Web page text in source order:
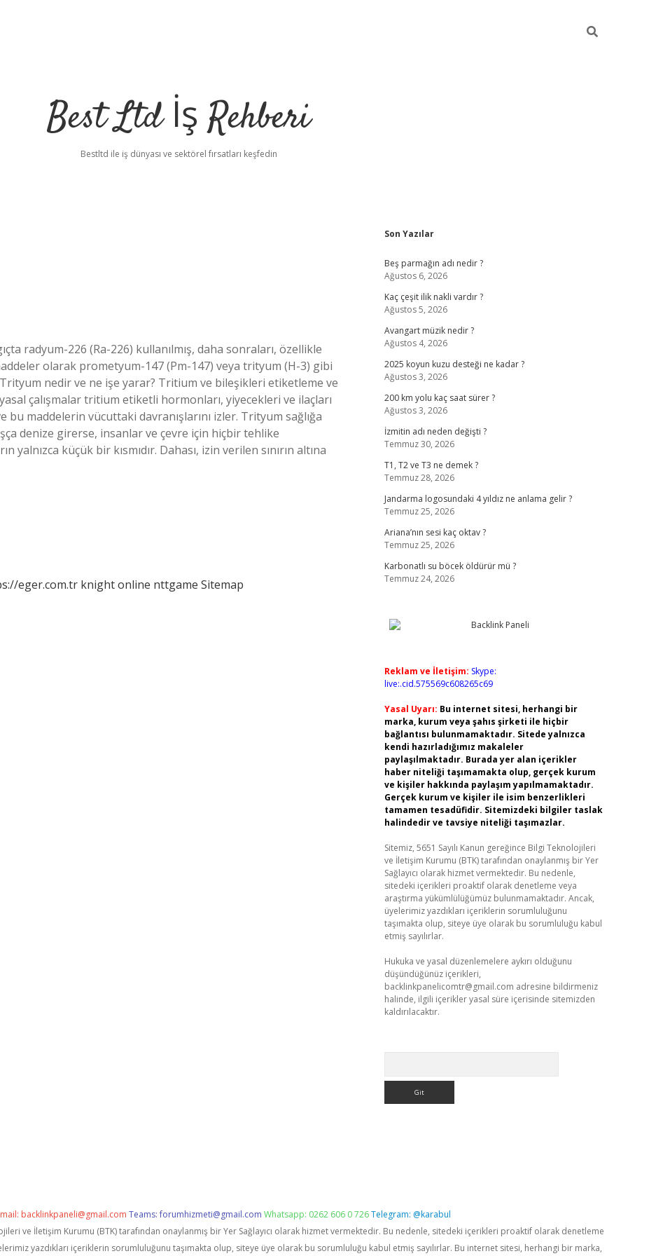
Best Ltd İş Rehberi
Bestltd ile iş dünyası ve sektörel fırsatları keşfedin
radyum-226 (Ra-226) kullanılmış, daha sonraları, özellikle
olarak prometyum-147 (Pm-147) veya trityum (H-3) gibi
nedir ve ne işe yarar? Tritium ve bileşikleri etiketleme ve
çalışmalar tritium etiketli hormonları, yiyecekleri ve ilaçları
maddelerin vücuttaki davranışlarını izler. Trityum sağlığa
denize girerse, insanlar ve çevre için hiçbir tehlike
küçük bir kısmıdır. Dahası, izin verilen sınırın altına
eger.com.tr knight online nttgame Sitemap
Sidebar
Son Yazılar
Beş parmağın adı nedir ?
Ağustos 6, 2026
Kaç çeşit ilik nakli vardır ?
Ağustos 5, 2026
Avangart müzik nedir ?
Ağustos 4, 2026
2025 koyun kuzu desteği ne kadar ?
Ağustos 3, 2026
200 km yolu kaç saat sürer ?
Ağustos 3, 2026
İzmitin adı neden değişti ?
Temmuz 30, 2026
T1, T2 ve T3 ne demek ?
Temmuz 28, 2026
Jandarma logosundaki 4 yıldız ne anlama gelir ?
Temmuz 25, 2026
Ariana’nın sesi kaç oktav ?
Temmuz 25, 2026
Karbonatlı su böcek öldürür mü ?
Temmuz 24, 2026
Reklam ve İletişim: Skype:
live:.cid.575569c608265c69
Yasal Uyarı: Bu internet sitesi, herhangi bir
marka, kurum veya şahıs şirketi ile hiçbir
bağlantısı bulunmamaktadır. Sitede yalnızca
kendi hazırladığımız makaleler
paylaşılmaktadır. Burada yer alan içerikler
haber niteliği taşımamakta olup, gerçek kurum
ve kişiler hakkında paylaşım yapılmamaktadır.
Gerçek kurum ve kişiler ile isim benzerlikleri
tamamen tesadüfidir. Sitemizdeki bilgiler taslak
halindedir ve tavsiye niteliği taşımazlar.
Sitemiz, 5651 Sayılı Kanun gereğince Bilgi Teknolojileri
ve İletişim Kurumu (BTK) tarafından onaylanmış bir Yer
Sağlayıcı olarak hizmet vermektedir. Bu nedenle,
sitedeki içerikleri proaktif olarak denetleme veya
araştırma yükümlülüğümüz bulunmamaktadır. Ancak,
üyelerimiz yazdıkları içeriklerin sorumluluğunu
taşımakta olup, siteye üye olarak bu sorumluluğu kabul
etmiş sayılırlar.
Hukuka ve yasal düzenlemelere aykırı olduğunu
düşündüğünüz içerikleri,
backlinkpanelicomtr@gmail.com adresine bildirmeniz
halinde, ilgili içerikler yasal süre içerisinde sitemizden
kaldırılacaktır.
backlinkpaneli@gmail.com Teams:forumhizmeti@gmail.com Whatsapp: 0262 606 0 726Telegram: @karabul
ve İletişim Kurumu (BTK) tarafından onaylanmış bir Yer Sağlayıcı olarak hizmet vermektedir. Bu nedenle, sitedeki içerikleri proaktif olarak denetleme
yazdıkları içeriklerin sorumluluğunu taşımakta olup, siteye üye olarak bu sorumluluğu kabul etmiş sayılırlar. Bu internet sitesi, herhangi bir marka,